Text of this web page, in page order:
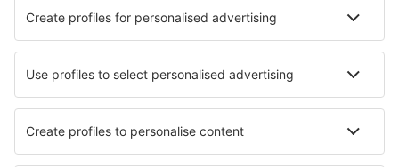
Unterkunft in Chertsey Unterkunft in Hanamaki
Unterkunft in Bohoyo Unterkunft in Bessemer